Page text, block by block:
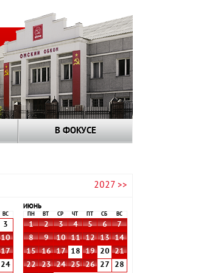
В ФОКУСЕ
2027 >>
ВС
3
10
17
24
ИЮНЬ
ПН ВТ СР ЧТ СБ ВС
1 2 3 4 5 6
7
8
9 10 11 12 13
14
15
16 17 18 19 20
21
22
23 24 25 26 27
28